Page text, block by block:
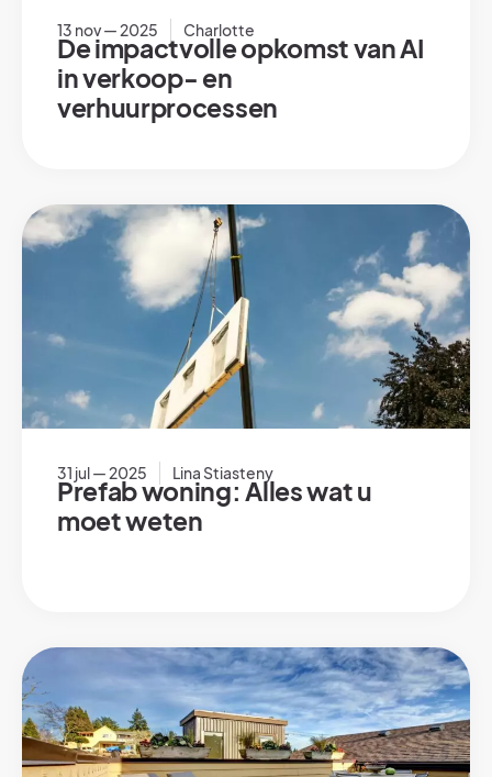
13 nov — 2025 Charlotte
De impactvolle opkomst van AI
in verkoop- en
verhuurprocessen
31 jul — 2025 Lina Stiasteny
Prefab woning: Alles wat u
moet weten